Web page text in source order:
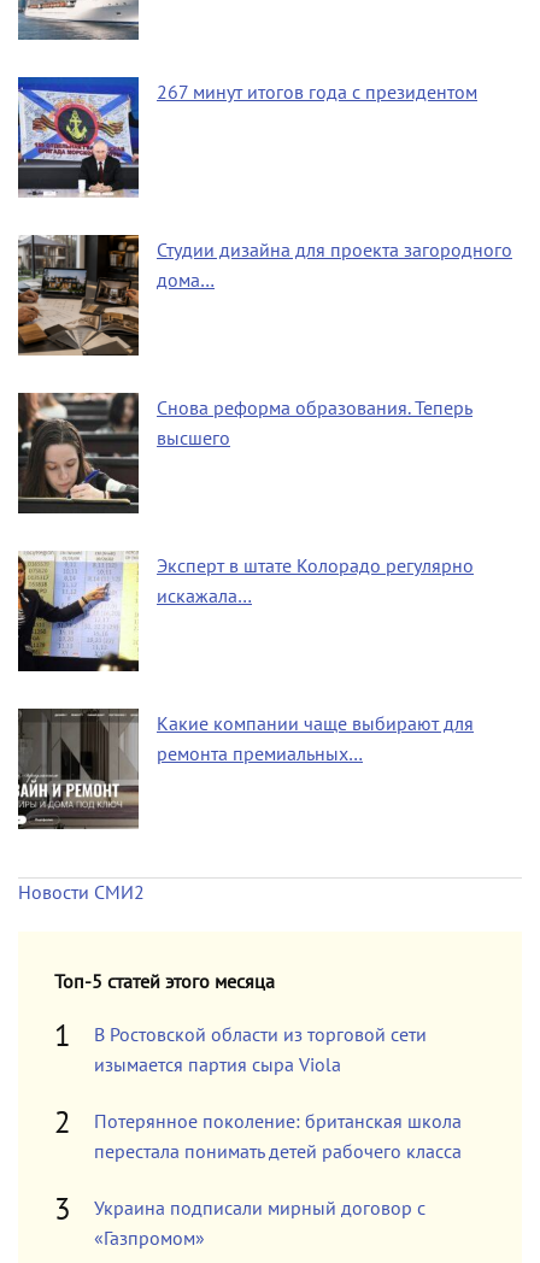
267 минут итогов года с президентом
Студии дизайна для проекта загородного
дома…
Снова реформа образования. Теперь
высшего
Эксперт в штате Колорадо регулярно
искажала…
Какие компании чаще выбирают для
ремонта премиальных…
Новости СМИ2
Топ-5 статей этого месяца
В Ростовской области из торговой сети
изымается партия сыра Viola
Потерянное поколение: британская школа
перестала понимать детей рабочего класса
Украина подписали мирный договор с
«Газпромом»